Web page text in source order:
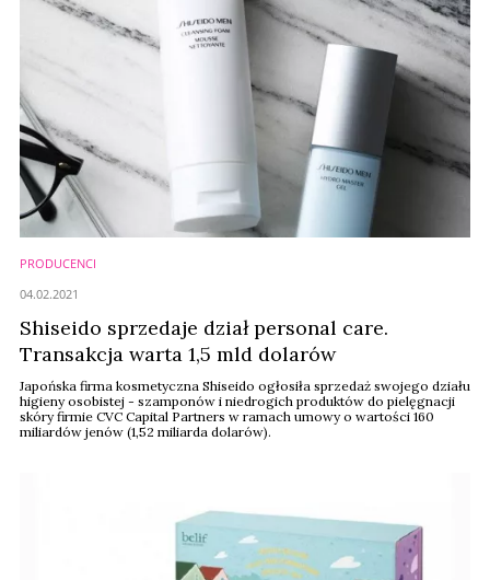
PRODUCENCI
Shiseido sprzedaje dział personal care.
Transakcja warta 1,5 mld dolarów
Japońska firma kosmetyczna Shiseido ogłosiła sprzedaż swojego działu
higieny osobistej - szamponów i niedrogich produktów do pielęgnacji
skóry firmie CVC Capital Partners w ramach umowy o wartości 160
miliardów jenów (1,52 miliarda dolarów).
04.02.2021